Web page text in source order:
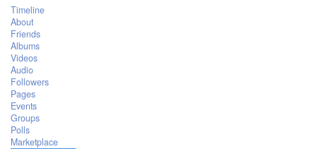
Timeline
About
Friends
Albums
Videos
Audio
Followers
Pages
Events
Groups
Polls
Marketplace